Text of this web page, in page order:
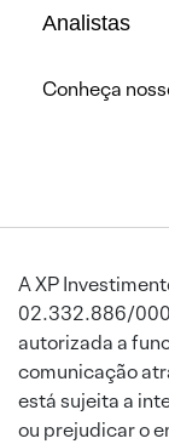
Analistas
Conheça
A XP
02.332.886/
autorizada a
comunicação
está sujeita a
ou prejudicar o